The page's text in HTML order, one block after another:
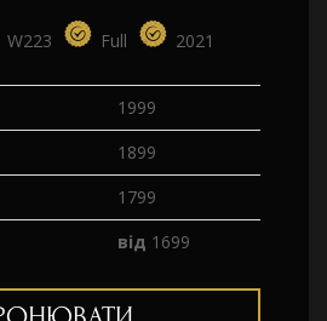
W223 Full 2021
1999
1899
1799
від 1699